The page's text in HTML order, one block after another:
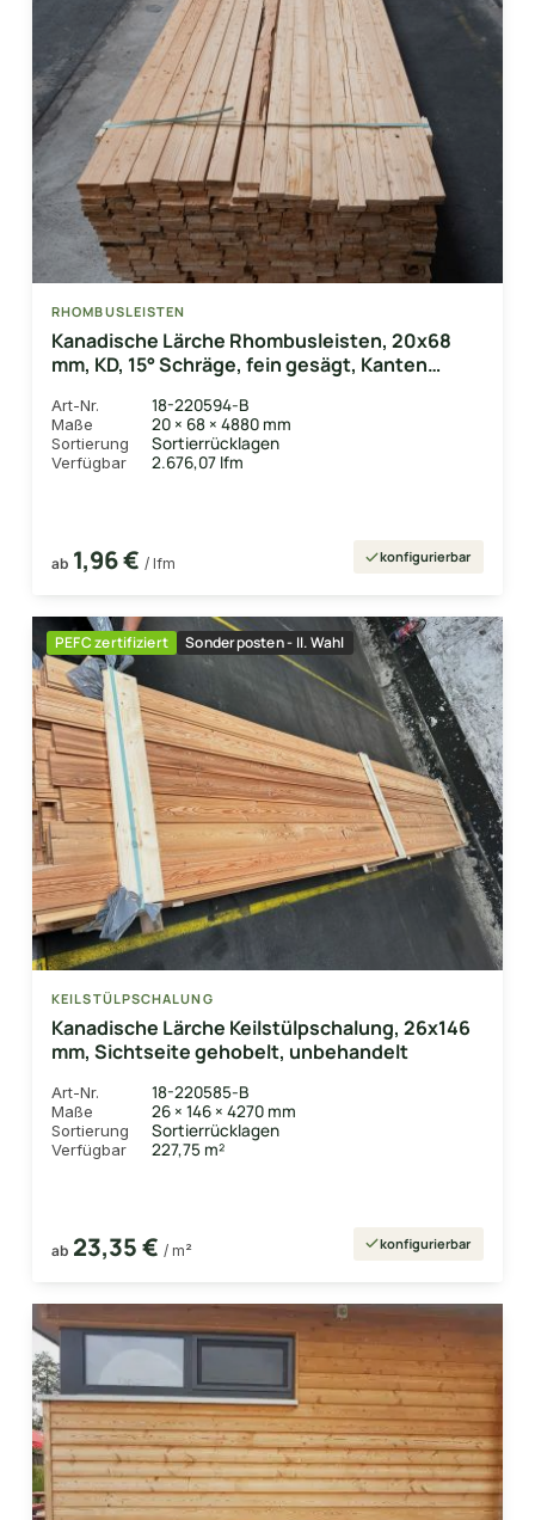
RHOMBUSLEISTEN
Kanadische Lärche Rhombusleisten, 20x68
mm, KD, 15° Schräge, fein gesägt, Kanten
Art-Nr. 18-220594-B
Maße 20 × 68 × 4880 mm
Sortierung Sortierrücklagen
Verfügbar 2.676,07 lfm
ab 1,96 € / lfm konfigurierbar
Sonderposten - II. Wahl
PEFC zertifiziert
KEILSTÜLPSCHALUNG
Kanadische Lärche Keilstülpschalung, 26x146
mm, Sichtseite gehobelt, unbehandelt
Art-Nr. 18-220585-B
Maße 26 × 146 × 4270 mm
Sortierung Sortierrücklagen
Verfügbar 227,75 m²
ab 23,35 € / m² konfigurierbar